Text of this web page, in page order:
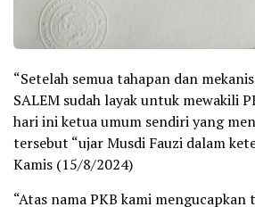
“Setelah semua tahapan dan
SALEM sudah layak untuk mewakili
hari ini ketua umum sendiri yang
tersebut “ujar Musdi Fauzi dalam
Kamis (15/8/2024)
“Atas nama PKB kami mengucapkan